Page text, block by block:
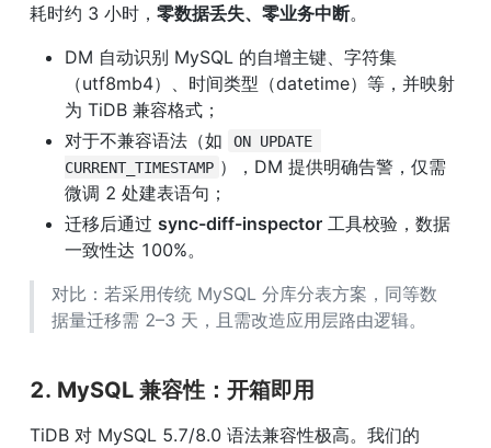
耗时约 3 小时， 零数据丢失、零业务中断。
DM 自动识别 MySQL 的自增主键、字符集
（utf8mb4）、时间类型（datetime）等，并映射
为 TiDB 兼容格式；
对于不兼容语法（如
ON UPDATE
CURRENT_TIMESTAMP ），DM 提供明确告警，仅需
微调 2 处建表语句；
迁移后通过 sync-diff-inspector 工具校验，数据
一致性达 100%。
对比：若采用传统 MySQL 分库分表方案，同等数
据量迁移需 2–3 天，且需改造应用层路由逻辑。
2. MySQL 兼容性：开箱即用
TiDB 对 MySQL 5.7/8.0 语法兼容性极高。我们的